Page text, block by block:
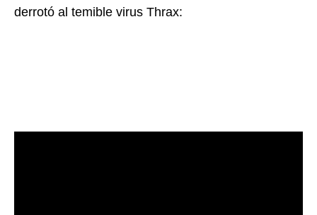
derrotó al temible virus Thrax: